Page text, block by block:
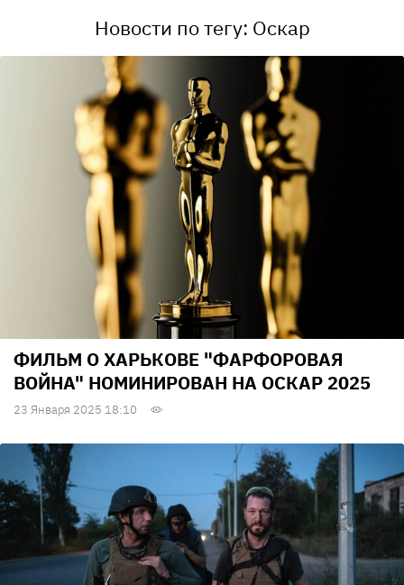
Новости по тегу: Оскар
ФИЛЬМ О ХАРЬКОВЕ "ФАРФОРОВАЯ
ВОЙНА" НОМИНИРОВАН НА ОСКАР 2025
23 Января 2025 18:10